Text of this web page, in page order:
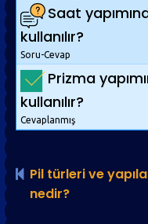
Saat
kullanılır?
Soru-Cevap
Prizma
kullanılır?
Cevaplanmış
Pil türleri ve
nedir?